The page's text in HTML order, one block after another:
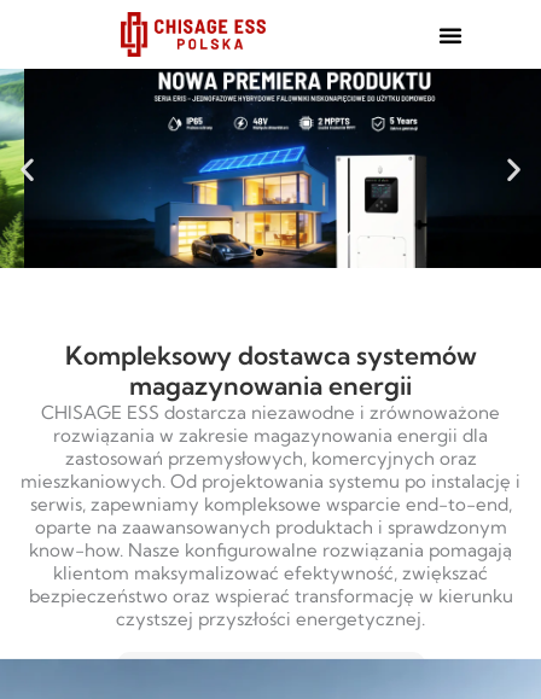
容
Kompleksowy dostawca systemów
magazynowania energii
CHISAGE ESS dostarcza niezawodne i zrównoważone
rozwiązania w zakresie magazynowania energii dla
zastosowań przemysłowych, komercyjnych oraz
mieszkaniowych. Od projektowania systemu po instalację i
serwis, zapewniamy kompleksowe wsparcie end-to-end,
oparte na zaawansowanych produktach i sprawdzonym
know-how. Nasze konfigurowalne rozwiązania pomagają
klientom maksymalizować efektywność, zwiększać
bezpieczeństwo oraz wspierać transformację w kierunku
czystszej przyszłości energetycznej.